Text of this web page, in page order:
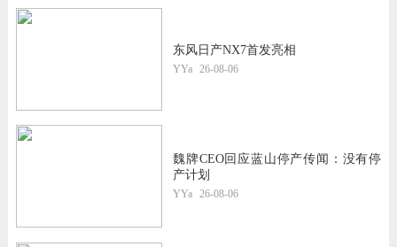
东风日产NX7首发亮相
YYa 26-08-06
魏牌CEO回应蓝山停产传闻：没有停
产计划
YYa 26-08-06